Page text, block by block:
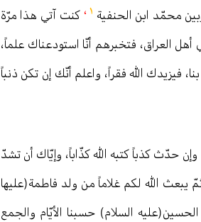
محمّد ابن الحنفية ، كنت آتي هذا مرّة
العراق، فتخبرهم أنّا استودعناك علماً،
فيزيدك الله فقراً، واعلم أنّك إن تكن ذنباً
حدّث كذباً كتبه الله كذّاباً، وإيّاك أن تشدّ
الله لكم غلاماً من ولد فاطمة(عليها
السلام) حسبنا الأيّام والجمع